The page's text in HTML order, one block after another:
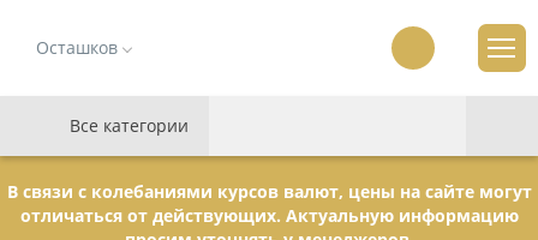
Осташков
Все категории
В связи с колебаниями курсов валют, цены на сайте могут
отличаться от действующих. Актуальную информацию